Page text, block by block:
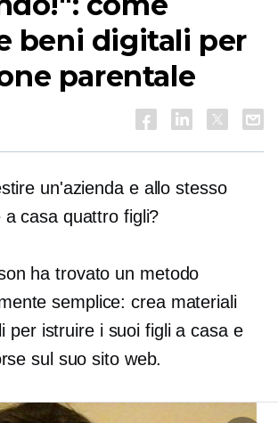
beni digitali per
parentale
un'azienda e allo stesso
casa quattro figli?
ha trovato un metodo
semplice: crea materiali
per istruire i suoi figli a casa e
sul suo sito web.